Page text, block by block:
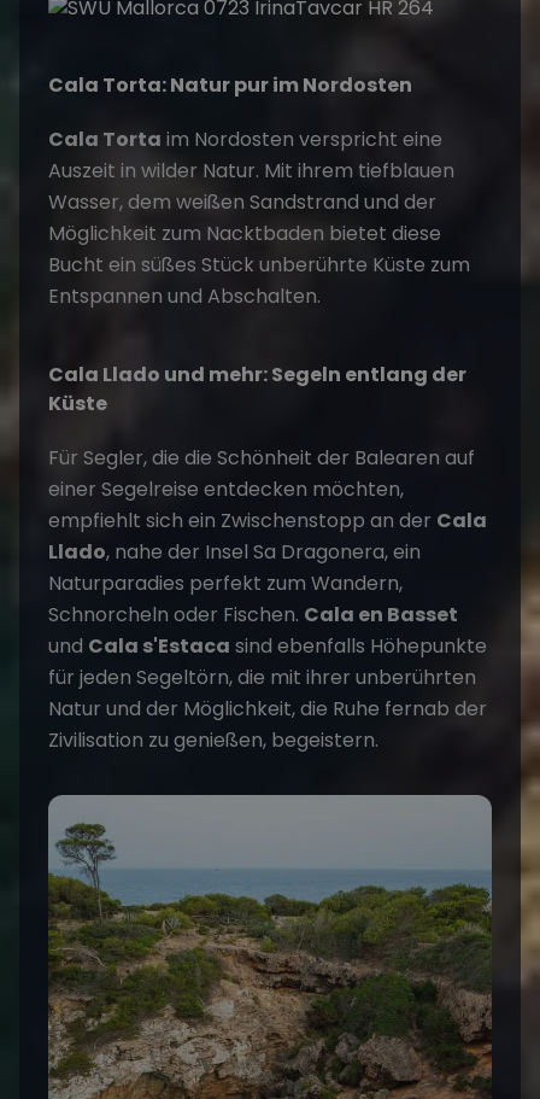
Cala Torta: Natur pur im Nordosten
Cala Torta im Nordosten verspricht eine
Auszeit in wilder Natur. Mit ihrem tiefblauen
Wasser, dem weißen Sandstrand und der
Möglichkeit zum Nacktbaden bietet diese
Bucht ein süßes Stück unberührte Küste zum
Entspannen und Abschalten​​.
Cala Llado und mehr: Segeln entlang der
Küste
Für Segler, die die Schönheit der Balearen auf
einer Segelreise entdecken möchten,
empfiehlt sich ein Zwischenstopp an der Cala
Llado, nahe der Insel Sa Dragonera, ein
Naturparadies perfekt zum Wandern,
Schnorcheln oder Fischen. Cala en Basset
und Cala s'Estaca sind ebenfalls Höhepunkte
für jeden Segeltörn, die mit ihrer unberührten
Natur und der Möglichkeit, die Ruhe fernab der
Zivilisation zu genießen, begeistern​​.